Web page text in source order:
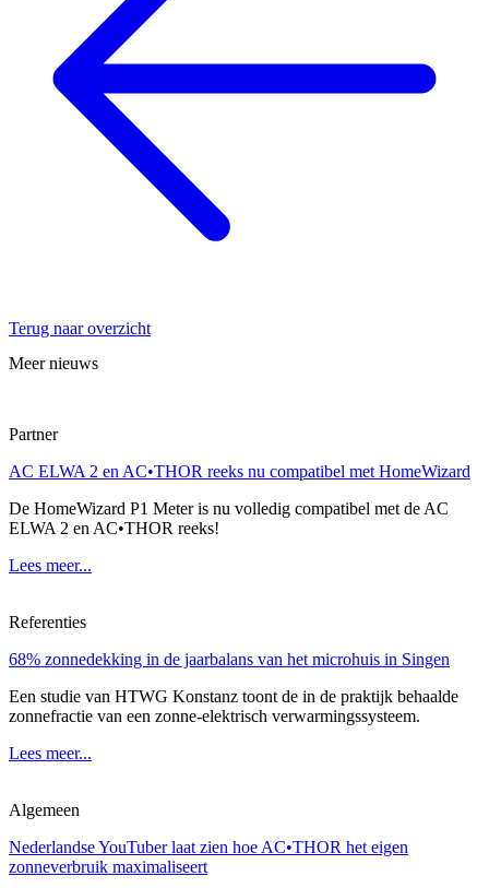
Terug naar overzicht
Meer nieuws
Partner
AC ELWA 2 en AC•THOR reeks nu compatibel met HomeWizard
De HomeWizard P1 Meter is nu volledig compatibel met de AC
ELWA 2 en AC•THOR reeks!
Lees meer...
Referenties
68% zonnedekking in de jaarbalans van het microhuis in Singen
Een studie van HTWG Konstanz toont de in de praktijk behaalde
zonnefractie van een zonne-elektrisch verwarmingssysteem.
Lees meer...
Algemeen
Nederlandse YouTuber laat zien hoe AC•THOR het eigen
zonneverbruik maximaliseert